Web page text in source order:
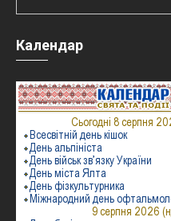
Календар